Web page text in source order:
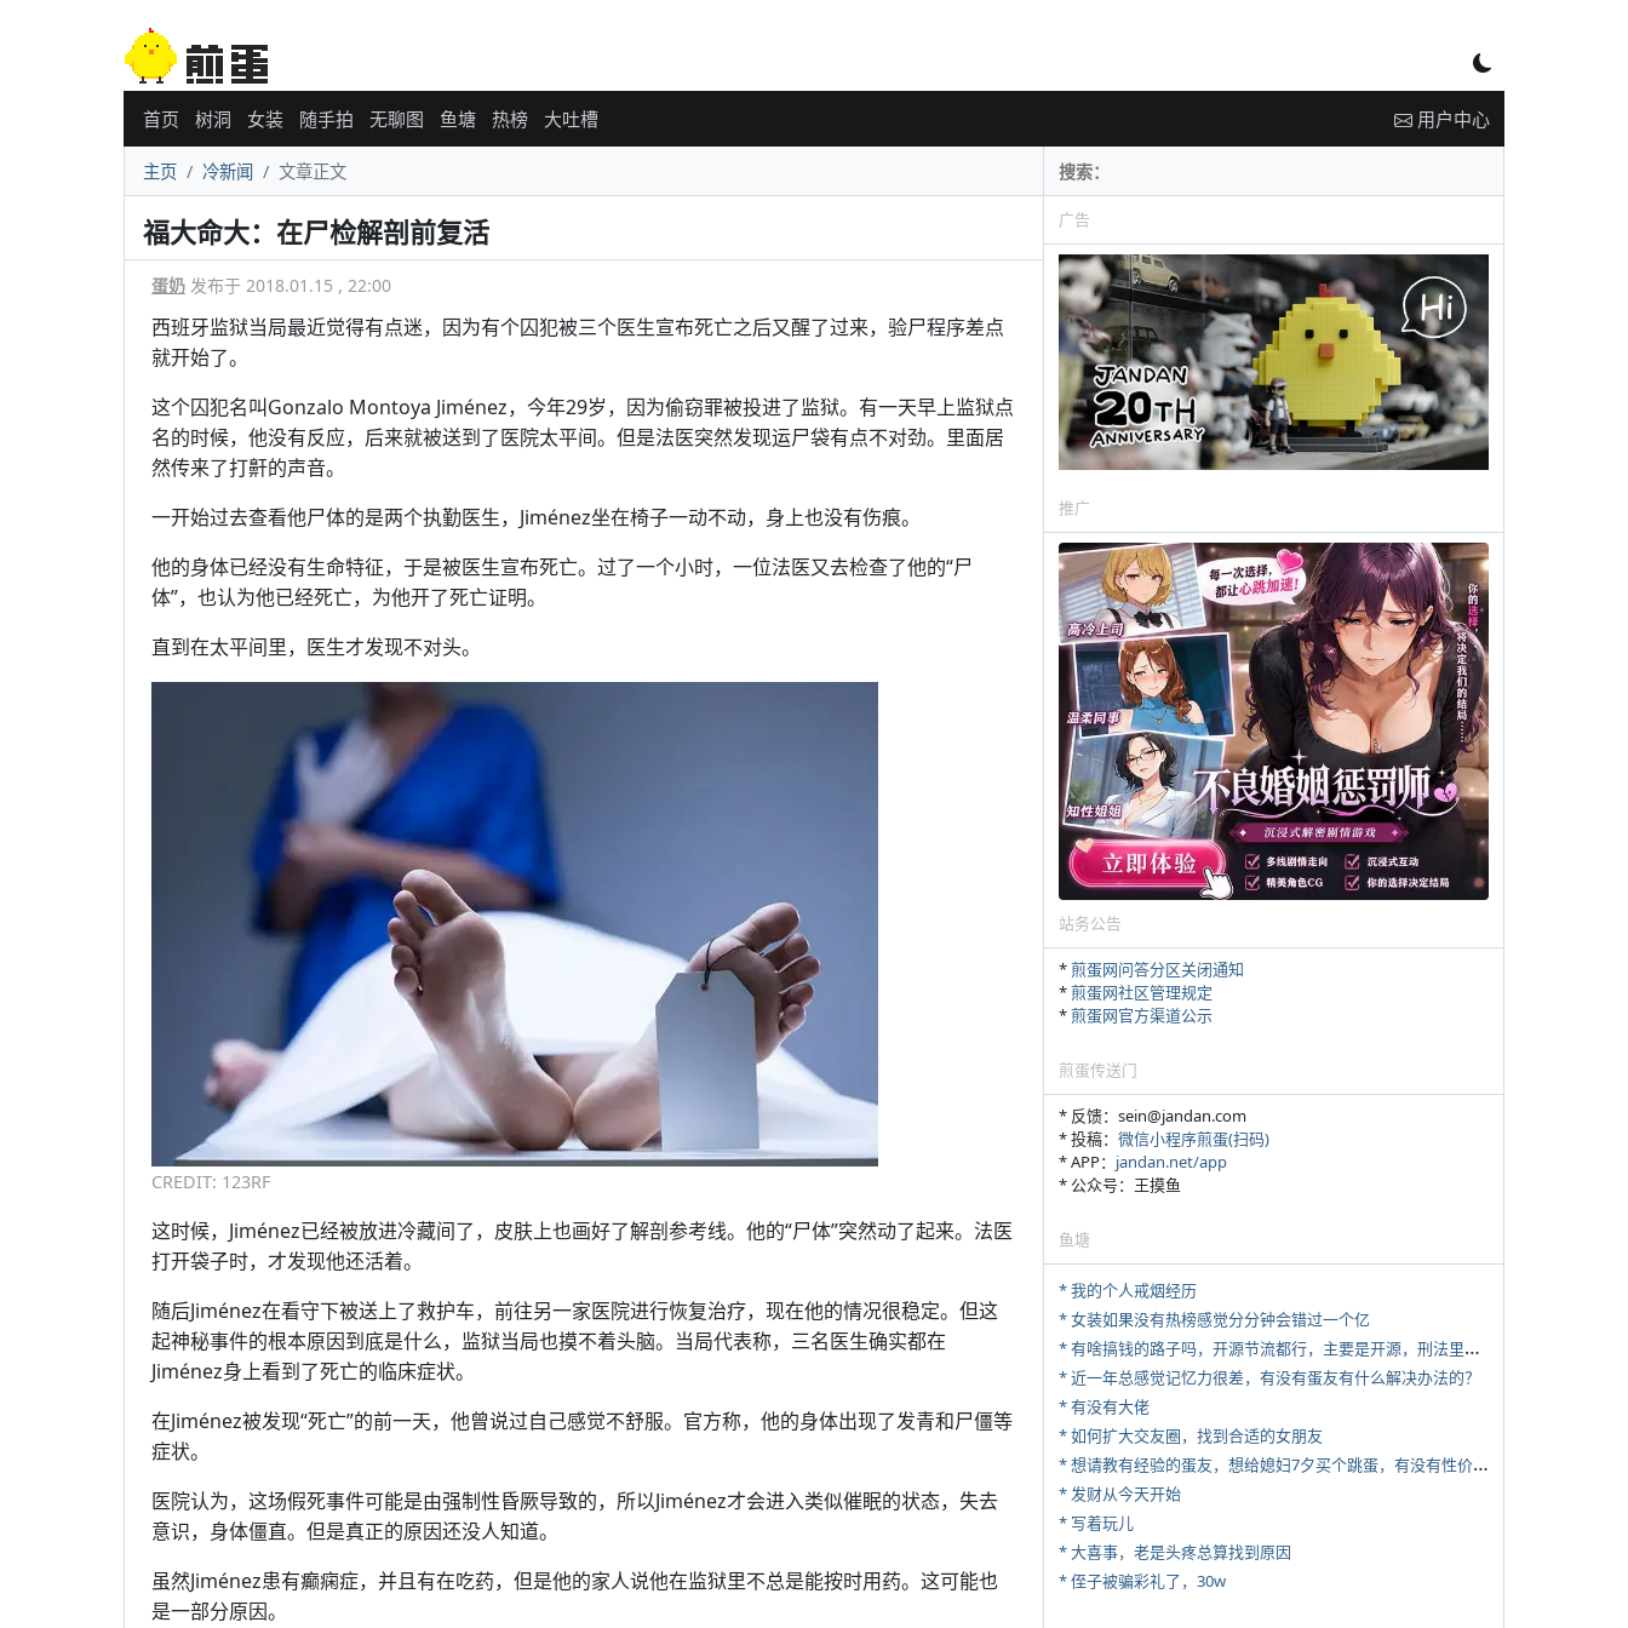
首页 树洞 女装 随手拍 无聊图 鱼塘 热榜 大吐槽 用户中心
主页 冷新闻 文章正文
福大命大：在尸检解剖前复活
蛋奶 发布于 2018.01.15 , 22:00
西班牙监狱当局最近觉得有点迷，因为有个囚犯被三个医生宣布死亡之后又醒了过来，验尸程序差点
就开始了。
这个囚犯名叫Gonzalo Montoya Jiménez，今年29岁，因为偷窃罪被投进了监狱。有一天早上监狱点
名的时候，他没有反应，后来就被送到了医院太平间。但是法医突然发现运尸袋有点不对劲。里面居
然传来了打鼾的声音。
一开始过去查看他尸体的是两个执勤医生，Jiménez坐在椅子一动不动，身上也没有伤痕。
他的身体已经没有生命特征，于是被医生宣布死亡。过了一个小时，一位法医又去检查了他的“尸
体”，也认为他已经死亡，为他开了死亡证明。
直到在太平间里，医生才发现不对头。
CREDIT: 123RF
这时候，Jiménez已经被放进冷藏间了，皮肤上也画好了解剖参考线。他的“尸体”突然动了起来。法医
打开袋子时，才发现他还活着。
随后Jiménez在看守下被送上了救护车，前往另一家医院进行恢复治疗，现在他的情况很稳定。但这
起神秘事件的根本原因到底是什么，监狱当局也摸不着头脑。当局代表称，三名医生确实都在
Jiménez身上看到了死亡的临床症状。
在Jiménez被发现“死亡”的前一天，他曾说过自己感觉不舒服。官方称，他的身体出现了发青和尸僵等
症状。
医院认为，这场假死事件可能是由强制性昏厥导致的，所以Jiménez才会进入类似催眠的状态，失去
意识，身体僵直。但是真正的原因还没人知道。
虽然Jiménez患有癫痫症，并且有在吃药，但是他的家人说他在监狱里不总是能按时用药。这可能也
是一部分原因。
广告
推广
站务公告
*煎蛋网问答分区关闭通知
*煎蛋网社区管理规定
*煎蛋网官方渠道公示
煎蛋传送门
* 反馈：sein@jandan.com
* 投稿： 微信小程序煎蛋(扫码)
* APP： jandan.net/app
* 公众号：王摸鱼
鱼塘
* 我的个人戒烟经历
* 女装如果没有热榜感觉分分钟会错过一个亿
*
有啥搞钱的路子吗，开源节流都行，主要是开源，刑法里的咱不做
* 近一年总感觉记忆力很差，有没有蛋友有什么解决办法的？
* 有没有大佬
* 如何扩大交友圈，找到合适的女朋友
*
想请教有经验的蛋友，想给媳妇7夕买个跳蛋，有没有性价比高的推荐
* 发财从今天开始
* 写着玩儿
* 大喜事，老是头疼总算找到原因
* 侄子被骗彩礼了，30w